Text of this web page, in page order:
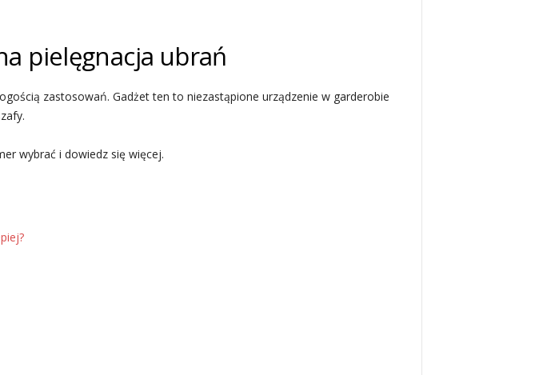
pielęgnacja ubrań
zastosowań. Gadżet ten to niezastąpione urządzenie w garderobie
wybrać i dowiedz się więcej.